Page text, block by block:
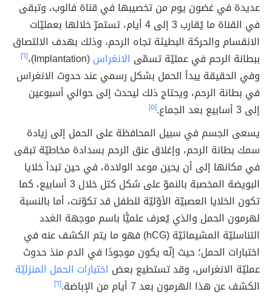
عديدة في غضون يوم من تخصيبها في قناة فالوب، وتبقى
في القناة ما يُقارب 3 إلى 4 أيام، تستمرّ خلالها بعمليّات
الانقسام والحركة البطيئة تجاه الرحم، وذلك بهدف الالتصاق
ببطانة الرحم في عمليّة تسمّى الانغراس(Implantation)، [٦]
وفي الحقيقة يبدأ الحمل بشكل رسمي عند حدوث الانغراس
في بطانة الرحم، ويحتاج ذلك ليحدث إلى حوالي أسبوعين
إلى 3 أسابيع بعد الجماع.
[٥]
يسعى الجسم في سبيل المحافظة على الحمل إلى زيادة
سمك بطانة الرحم، وإغلاق عنق الرحم بسدادة مخاطيّة تبقى
في مكانها إلى أن يحين موعد الولادة، في حين تبدأ خلايا
البويضة المخصبة بالنموّ على شكل كتل خلال 3 أسابيع، كما
تكون الخلايا العصبيّة الأوّليّة للطفل قد تكوّنت، أما بالنسبة
لهرمون الحمل والذي يُعرف علميًّا باسم موجهة الغدد
التناسليّة المشيمائيّة (hCG) فهو ما يتم الكشف عنه في
اختبارات الحمل؛ حيث إنّه يكون موجودًا في الدم منذ حدوث
عمليّة الانغراس، وقد تستطيع بعض اختبارات الحمل المنزليّة
الكشف عن هذا الهرمون بعد 7 أيام من الإباضة.
[٦]